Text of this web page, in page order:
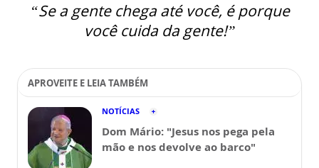
“Se a gente chega até você, é porque
você cuida da gente!”
APROVEITE E LEIA TAMBÉM
NOTÍCIAS
Dom Mário: "Jesus nos pega pela
mão e nos devolve ao barco"